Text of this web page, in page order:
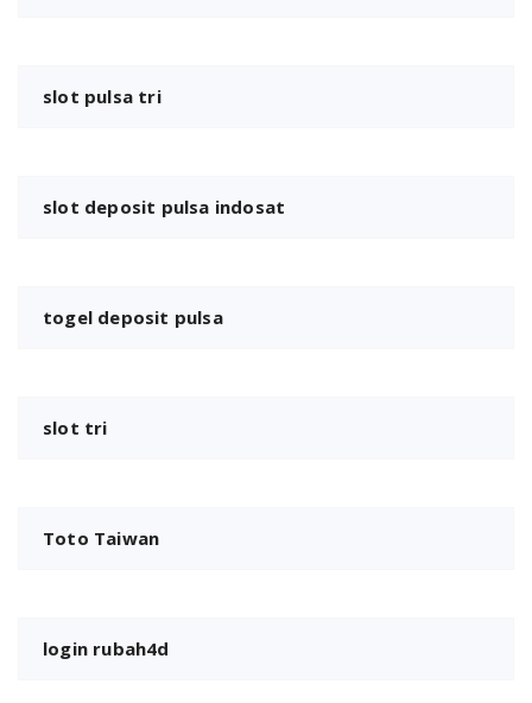
slot pulsa tri
slot deposit pulsa indosat
togel deposit pulsa
slot tri
Toto Taiwan
login rubah4d